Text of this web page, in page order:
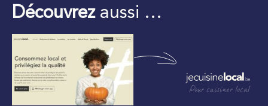
Découvrezaussi …
Pour cuisiner local